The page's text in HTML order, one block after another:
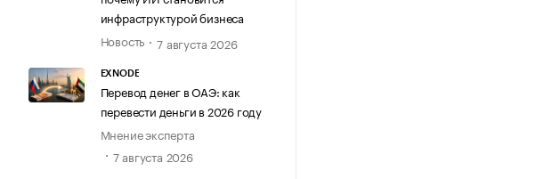
инфраструктурой бизнеса
Новость
7 августа 2026
EXNODE
Перевод денег в ОАЭ: как
перевести деньги в 2026 году
Мнение эксперта
7 августа 2026